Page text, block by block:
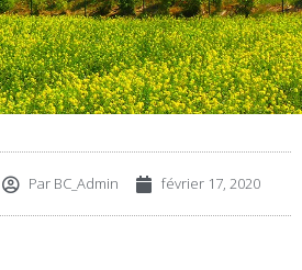
Par BC_Admin février 17, 2020